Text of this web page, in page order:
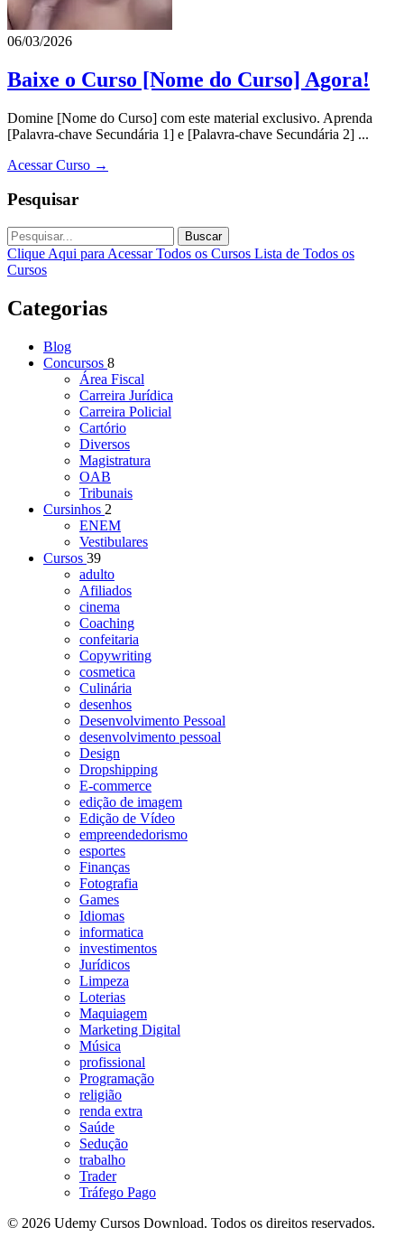
06/03/2026
Baixe o Curso [Nome do Curso] Agora!
Domine [Nome do Curso] com este material exclusivo. Aprenda
[Palavra-chave Secundária 1] e [Palavra-chave Secundária 2] ...
Acessar Curso →
Pesquisar
Buscar
Clique Aqui para Acessar Todos os Cursos Lista de Todos os
Cursos
Categorias
Blog
Concursos 8
Área Fiscal
Carreira Jurídica
Carreira Policial
Cartório
Diversos
Magistratura
OAB
Tribunais
Cursinhos 2
ENEM
Vestibulares
Cursos 39
adulto
Afiliados
cinema
Coaching
confeitaria
Copywriting
cosmetica
Culinária
desenhos
Desenvolvimento Pessoal
desenvolvimento pessoal
Design
Dropshipping
E-commerce
edição de imagem
Edição de Vídeo
empreendedorismo
esportes
Finanças
Fotografia
Games
Idiomas
informatica
investimentos
Jurídicos
Limpeza
Loterias
Maquiagem
Marketing Digital
Música
profissional
Programação
religião
renda extra
Saúde
Sedução
trabalho
Trader
Tráfego Pago
© 2026 Udemy Cursos Download. Todos os direitos reservados.